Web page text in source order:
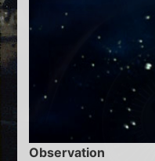
Observation